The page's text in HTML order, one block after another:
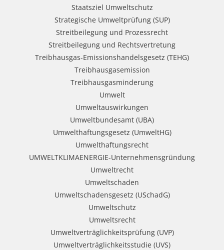
Staatsziel Umweltschutz
Strategische Umweltprüfung (SUP)
Streitbeilegung und Prozessrecht​
Streitbeilegung und Rechtsvertretung
Treibhausgas-Emissionshandelsgesetz (TEHG)
Treibhausgasemission
Treibhausgasminderung
Umwelt
Umweltauswirkungen
Umweltbundesamt (UBA)
Umwelthaftungsgesetz (UmweltHG)
Umwelthaftungsrecht
UMWELTKLIMAENERGIE-Unternehmensgründung
Umweltrecht
Umweltschaden
Umweltschadensgesetz (USchadG)
Umweltschutz
Umweltsrecht
Umweltverträglichkeitsprüfung (UVP)
Umweltverträglichkeitsstudie (UVS)